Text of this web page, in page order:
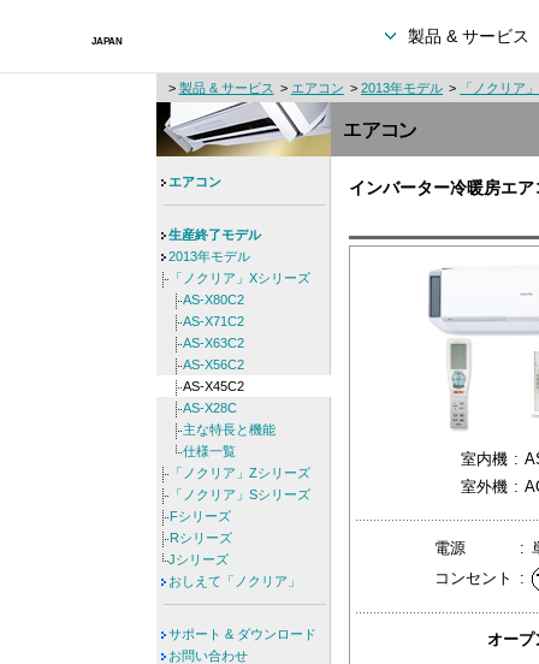
製品 & サービス
> 製品 & サービス > エアコン >2013年モデル > 「ノクリア
インバーター冷暖房エア
室内機 :
室外機 :
電源 :
コンセント
:
オープ
エアコン
生産終了モデル
2013年モデル
「ノクリア」Xシリーズ
AS-X80C2
AS-X71C2
AS-X63C2
AS-X56C2
AS-X45C2
AS-X28C
主な特長と機能
仕様一覧
「ノクリア」Zシリーズ
「ノクリア」Sシリーズ
Fシリーズ
Rシリーズ
Jシリーズ
おしえて「ノクリア」
サポート & ダウンロード
お問い合わせ